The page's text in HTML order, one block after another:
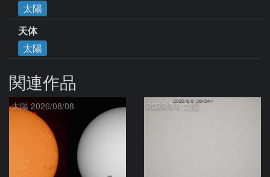
太陽
天体
太陽
関連作品
太陽 2026/08/08 2026/8/8 太陽